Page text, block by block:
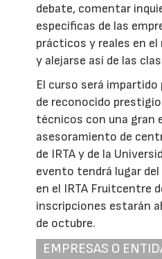
debate, comentar
específicas de las
prácticos y reales en
y alejarse así de las
El curso será
de reconocido
técnicos con una gran
asesoramiento de
de IRTA y de la
evento tendrá lugar del
en el IRTA Fruitcentre
inscripciones estarán
de octubre.
EMPRESAS O